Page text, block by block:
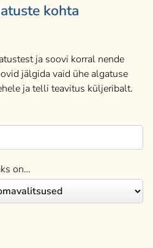
kohta
ja soovi korral nende
jälgida vaid ühe algatuse
ja telli teavitus küljeribalt.
on…